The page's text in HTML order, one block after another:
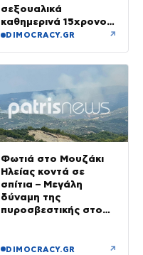
σεξουαλικά
καθημερινά 15χρονο
και να τον εκβίαζε με
DIMOCRACY.GR ↗
Φωτιά στο Μουζάκι
Ηλείας κοντά σε
σπίτια – Μεγάλη
δύναμη της
πυροσβεστικής στο
DIMOCRACY.GR ↗